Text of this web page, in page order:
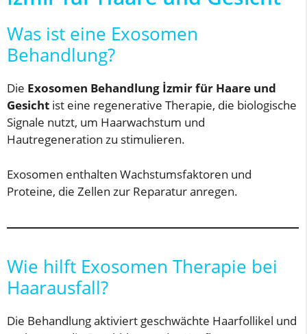
Was ist eine Exosomen
Behandlung?
Die Exosomen Behandlung İzmir für Haare und
Gesicht ist eine regenerative Therapie, die biologische
Signale nutzt, um Haarwachstum und
Hautregeneration zu stimulieren.
Exosomen enthalten Wachstumsfaktoren und
Proteine, die Zellen zur Reparatur anregen.
Wie hilft Exosomen Therapie bei
Haarausfall?
Die Behandlung aktiviert geschwächte Haarfollikel und